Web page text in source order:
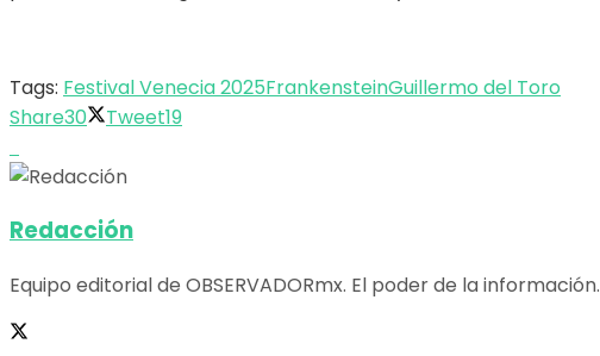
Tags: Festival Venecia 2025FrankensteinGuillermo del Toro
Share30 Tweet19
Redacción
Equipo editorial de OBSERVADORmx. El poder de la información.